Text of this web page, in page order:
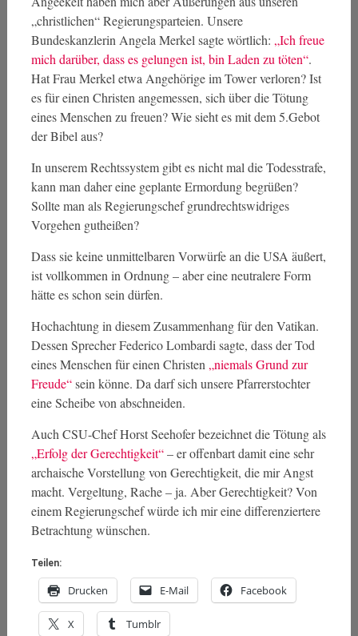
„christlichen“ Regierungsparteien. Unsere
Bundeskanzlerin Angela Merkel sagte wörtlich: „Ich freue
mich darüber, dass es gelungen ist, bin Laden zu töten“.
Hat Frau Merkel etwa Angehörige im Tower verloren? Ist
es für einen Christen angemessen, sich über die Tötung
eines Menschen zu freuen? Wie sieht es mit dem 5.Gebot
der Bibel aus?
In unserem Rechtssystem gibt es nicht mal die Todesstrafe,
kann man daher eine geplante Ermordung begrüßen?
Sollte man als Regierungschef grundrechtswidriges
Vorgehen gutheißen?
Dass sie keine unmittelbaren Vorwürfe an die USA äußert,
ist vollkommen in Ordnung – aber eine neutralere Form
hätte es schon sein dürfen.
Hochachtung in diesem Zusammenhang für den Vatikan.
Dessen Sprecher Federico Lombardi sagte, dass der Tod
eines Menschen für einen Christen „niemals Grund zur
Freude“sein könne. Da darf sich unsere Pfarrerstochter
eine Scheibe von abschneiden.
Auch CSU-Chef Horst Seehofer bezeichnet die Tötung als
„Erfolg der Gerechtigkeit“– er offenbart damit eine sehr
archaische Vorstellung von Gerechtigkeit, die mir Angst
macht. Vergeltung, Rache – ja. Aber Gerechtigkeit? Von
einem Regierungschef würde ich mir eine differenziertere
Betrachtung wünschen.
Teilen:
Drucken E-Mail Facebook
X Tumblr